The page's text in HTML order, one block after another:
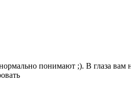
понимают ;). В глаза вам